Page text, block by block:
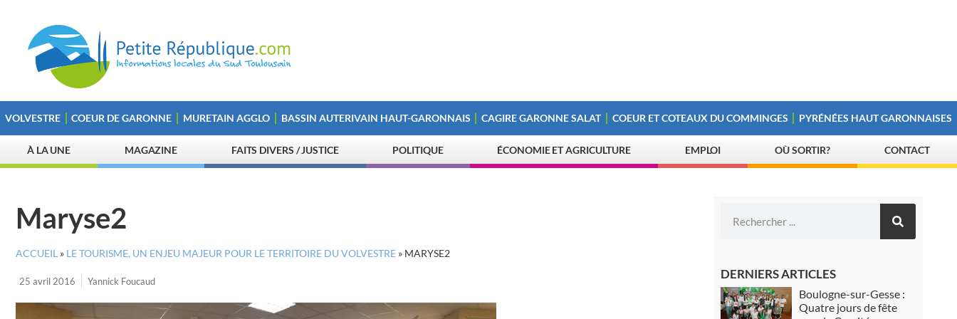
VOLVESTRE COEUR DE GARONNE MURETAIN AGGLO BASSIN AUTERIVAIN HAUT-GARONNAIS CAGIRE GARONNE SALAT COEUR ET COTEAUX DU COMMINGES PYRÉNÉES HAUT GARONNAISES
À LA UNE MAGAZINE FAITS DIVERS / JUSTICE POLITIQUE ÉCONOMIE ET AGRICULTURE EMPLOI OÙ SORTIR? CONTACT
Maryse2
ACCUEIL » LE TOURISME, UN ENJEU MAJEUR POUR LE TERRITOIRE DU VOLVESTRE » MARYSE2
25 avril 2016 Yannick Foucaud DERNIERS ARTICLES
Boulogne-sur-Gesse :
Quatre jours de fête